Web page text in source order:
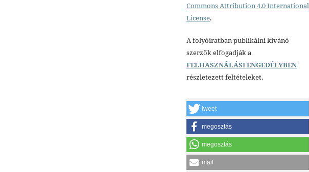
Commons Attribution 4.0 International
License.
A folyóiratban publikálni kívánó
szerzők elfogadják a
FELHASZNÁLÁSI ENGEDÉLYBEN
részletezett feltételeket.
tweet
megosztás
megosztás
mail